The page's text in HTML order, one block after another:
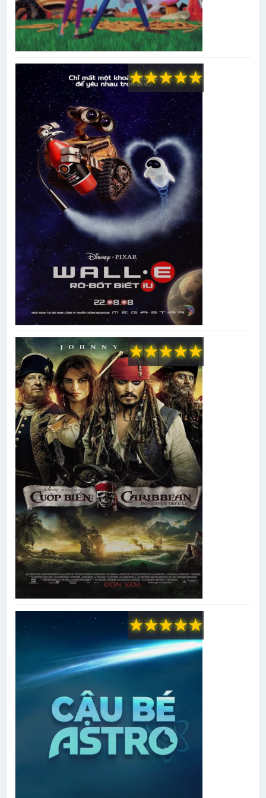
★
★
★
★
★
★
★
★
★
★
★
★
★
★
★